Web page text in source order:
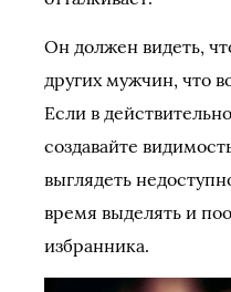
Он должен видеть,
других мужчин, что
Если в
создавайте
выглядеть
время выделять и
избранника.